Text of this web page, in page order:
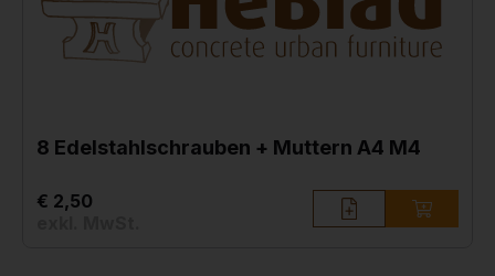
8 Edelstahlschrauben + Muttern A4 M4
€ 2,50